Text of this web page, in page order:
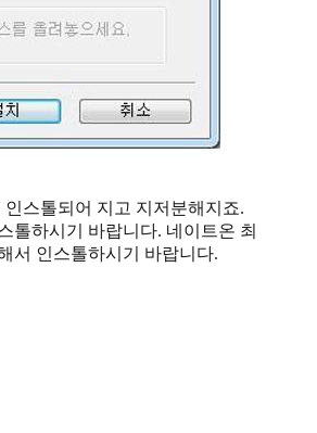
스톨되어 지고 지저분해지죠.
톨하시기 바랍니다. 네이트온 최
서 인스톨하시기 바랍니다.